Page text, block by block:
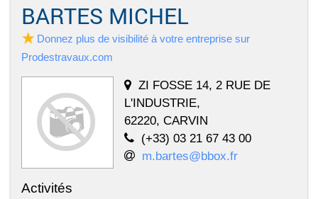
BARTES MICHEL
Donnez plus de visibilité à votre entreprise sur
Prodestravaux.com
ZI FOSSE 14, 2 RUE DE
L'INDUSTRIE,
62220, CARVIN
(+33) 03 21 67 43 00
m.bartes@bbox.fr
Activités